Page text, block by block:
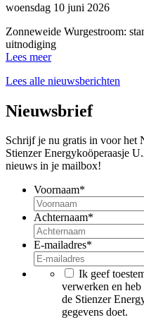
woensdag 10 juni 2026
Zonneweide Wurgestroom:
uitnodiging
Lees meer
Lees alle nieuwsberichten
Nieuwsbrief
Schrijf je nu gratis in voor
Stienzer Energykoöperaasje
nieuws in je mailbox!
Voornaam*
Achternaam*
E-mailadres*
Ik geef
verwerken en heb
de Stienzer
gegevens doet.